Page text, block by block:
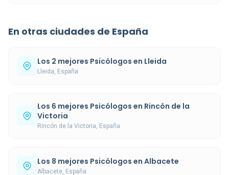
En otras ciudades de España
Los 2 mejores Psicólogos en Lleida
Lleida, España
Los 6 mejores Psicólogos en Rincón de la
Victoria
Rincón de la Victoria, España
Los 8 mejores Psicólogos en Albacete
Albacete, España